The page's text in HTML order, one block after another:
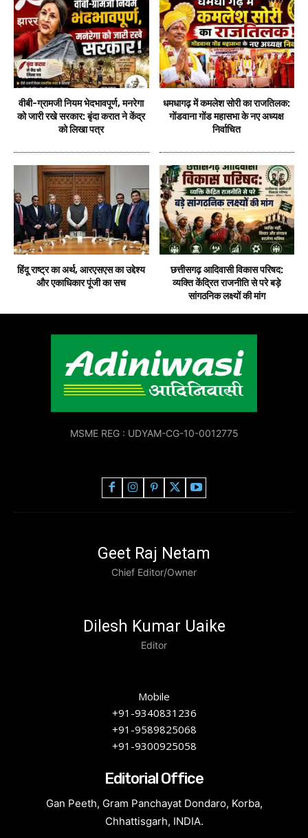
वीबी-ग्रामजी नियम भेदभावपूर्ण, मनरेगा
को जारी रखे सरकार: बृंदा करात ने केंद्र
को लिखा पत्र
धमधागढ़ में कमलेश सोरी का राजतिलक:
गोंडवाना गोंड महासभा के नए अध्यक्ष
निर्वाचित
हिंदू राष्ट्र का अर्थ, आरएसएस का उद्देश्य
और एकाधिकार पूंजी का सच
छत्तीसगढ़ आदिवासी विकास परिषद:
व्यक्ति केंद्रित राजनीति से परे बड़े
सांगठनिक लक्ष्यों की मांग
MSME REG : UDYAM-CG-10-0012775
Geet Raj Netam
Chief Editor/Owner
Dilesh Kumar Uaike
Editor
Mobile
+91-9340831236
+91-9589825068
+91-9300925058
Editorial Office
Gan Peeth, Gram Panchayat Dondaro, Korba,
Chhattisgarh, INDIA.